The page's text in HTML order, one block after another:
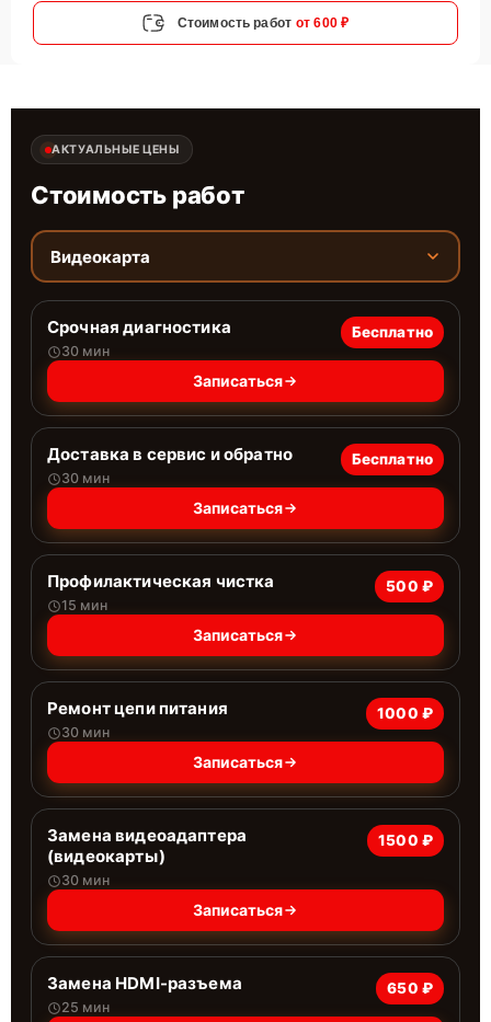
Стоимость работ от 600 ₽
АКТУАЛЬНЫЕ ЦЕНЫ
Стоимость работ
Видеокарта
Срочная диагностика
30 мин
Бесплатно
Записаться
Доставка в сервис и обратно
30 мин
Бесплатно
Записаться
Профилактическая чистка
15 мин
500 ₽
Записаться
Ремонт цепи питания
30 мин
1000 ₽
Записаться
Замена видеоадаптера
(видеокарты)
30 мин
1500 ₽
Записаться
Замена HDMI-разъема
25 мин
650 ₽